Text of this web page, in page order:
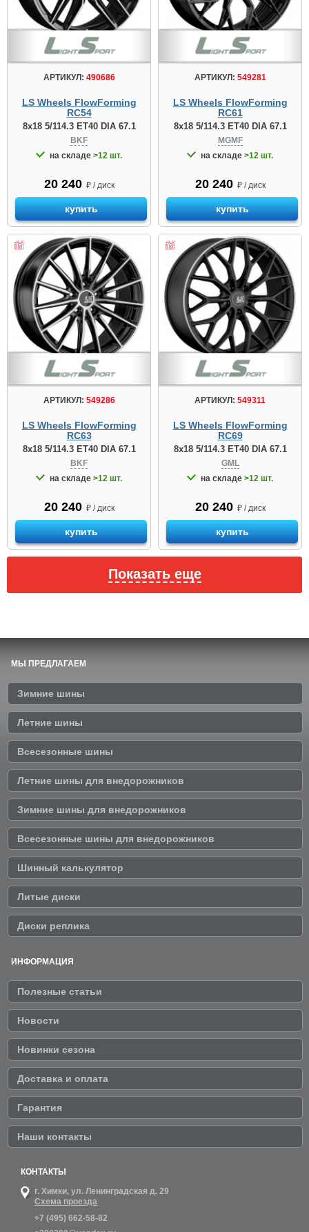
АРТИКУЛ: 490686
LS Wheels FlowForming
RC54
8x18 5/114.3 ET40 DIA 67.1
BKF
на складе >12 шт.
20 240 ₽ / диск
купить
АРТИКУЛ: 549281
LS Wheels FlowForming
RC61
8x18 5/114.3 ET40 DIA 67.1
MGMF
на складе >12 шт.
20 240 ₽ / диск
купить
АРТИКУЛ: 549286
LS Wheels FlowForming
RC63
8x18 5/114.3 ET40 DIA 67.1
BKF
на складе >12 шт.
20 240 ₽ / диск
купить
АРТИКУЛ: 549311
LS Wheels FlowForming
RC69
8x18 5/114.3 ET40 DIA 67.1
GML
на складе >12 шт.
20 240 ₽ / диск
купить
Показать еще
МЫ ПРЕДЛАГАЕМ
Зимние шины
Летние шины
Всесезонные шины
Летние шины для внедорожников
Зимние шины для внедорожников
Всесезонные шины для внедорожников
Шинный калькулятор
Литые диски
Диски реплика
ИНФОРМАЦИЯ
Полезные статьи
Новости
Новинки сезона
Доставка и оплата
Гарантия
Наши контакты
КОНТАКТЫ
г. Химки, ул. Ленинградская д. 29
Схема проезда
+7 (495) 662-58-82